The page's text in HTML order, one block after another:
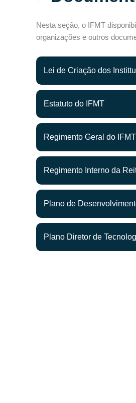
Nesta seção, o IFMT
organizações e outros
Lei de Criação dos
Estatuto do IFMT
Regimento Geral do IFMT
Regimento Interno da
Plano de
Plano Diretor de